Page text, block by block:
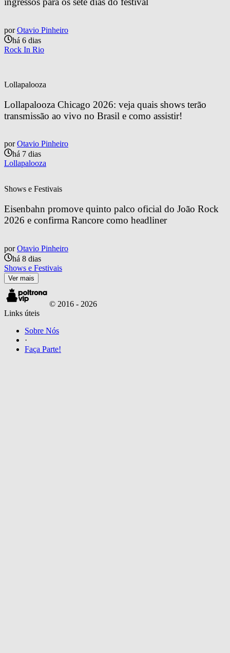
por Otavio Pinheiro
há 6 dias
Rock In Rio
Lollapalooza
Lollapalooza Chicago 2026: veja quais shows terão
transmissão ao vivo no Brasil e como assistir!
por Otavio Pinheiro
há 7 dias
Lollapalooza
Shows e Festivais
Eisenbahn promove quinto palco oficial do João Rock
2026 e confirma Rancore como headliner
por Otavio Pinheiro
há 8 dias
Shows e Festivais
Ver mais
© 2016 - 2026
Links úteis
Sobre Nós
·
Faça Parte!